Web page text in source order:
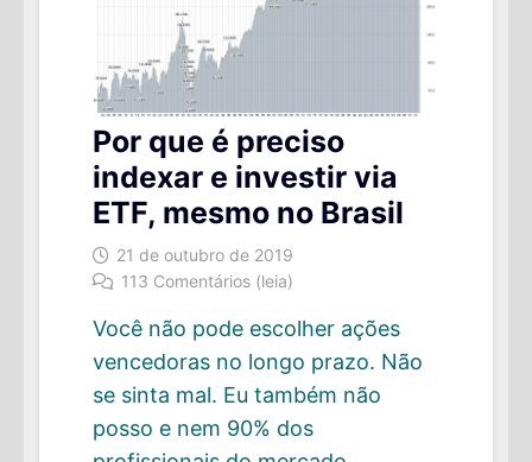
Por que é preciso
indexar e investir via
ETF, mesmo no Brasil
21 de outubro de 2019
113 Comentários (leia)
Você não pode escolher ações
vencedoras no longo prazo. Não
se sinta mal. Eu também não
posso e nem 90% dos